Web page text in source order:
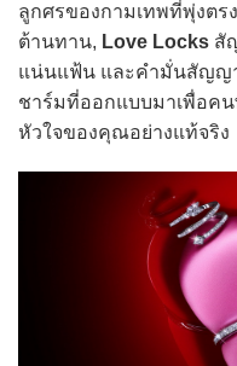
ลูกศรของกามเทพที่พุ่งตร
ต้านทาน, Love Locks สั
แน่นแฟ้น และคำมั่นสัญญ
ชาร์มที่ออกแบบมาเพื่อคน
หัวใจของคุณอย่างแท้จริง